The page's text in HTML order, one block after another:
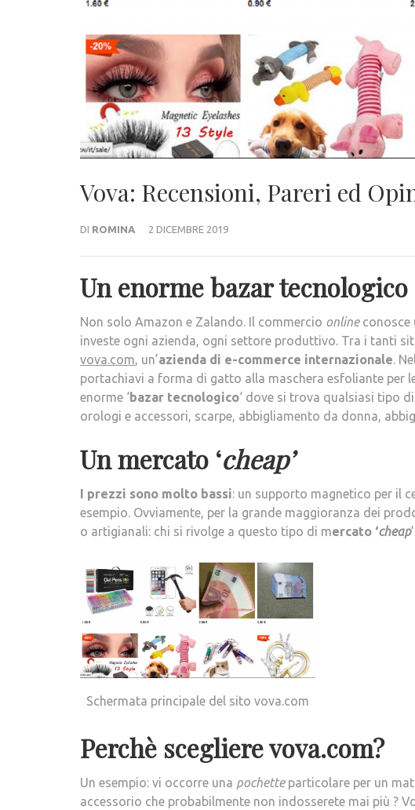
Vova: Recensioni, Pareri ed
DI ROMINA 2 DICEMBRE 2019
Un enorme bazar tecnologico
Non solo Amazon e Zalando. Il commercio onlineconosce
investe ogni azienda, ogni settore produttivo. Tra i tanti
vova.com, un’azienda di e-commerce internazionale.
portachiavi a forma di gatto alla maschera esfoliante per
enorme ‘bazar tecnologico‘ dove si trova qualsiasi tipo
orologi e accessori, scarpe, abbigliamento da donna,
Un mercato ‘cheap’
I prezzi sono molto bassi: un supporto magnetico per il
esempio. Ovviamente, per la grande maggioranza dei
o artigianali: chi si rivolge a questo tipo di mercato ‘cheap
Schermata principale del sito vova.com
Perchè scegliere vova.com?
Un esempio: vi occorre una pochetteparticolare per un
accessorio che probabilmente non indosserete mai più ?